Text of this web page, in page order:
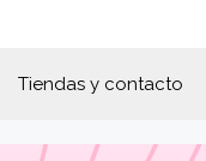
Tiendas y contacto